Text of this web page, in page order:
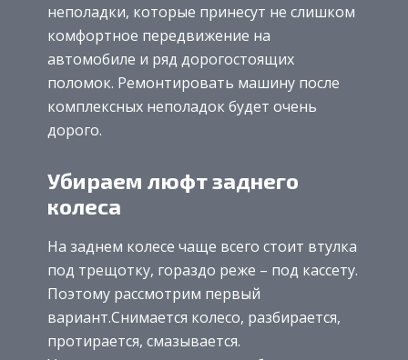
неполадки, которые принесут не слишком
комфортное передвижение на
автомобиле и ряд дорогостоящих
поломок. Ремонтировать машину после
комплексных неполадок будет очень
дорого.
Убираем люфт заднего
колеса
На заднем колесе чаще всего стоит втулка
под трещотку, гораздо реже – под кассету.
Поэтому рассмотрим первый
вариант.Снимается колесо, разбирается,
протирается, смазывается.